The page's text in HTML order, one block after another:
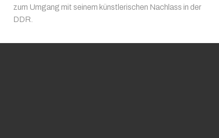
zum Umgang mit seinem künstlerischen Nachlass in der
DDR.